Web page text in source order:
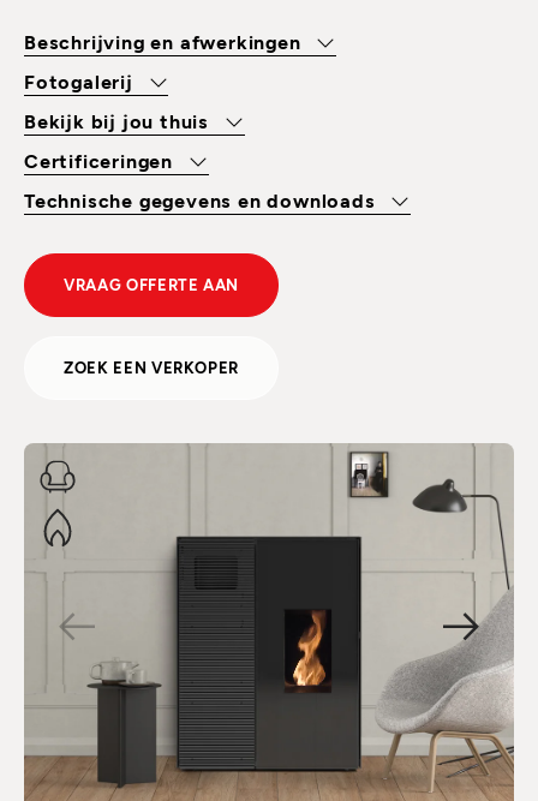
Beschrijving en afwerkingen
Fotogalerij
Bekijk bij jou thuis
Certificeringen
Technische gegevens en downloads
VRAAG OFFERTE AAN
ZOEK EEN VERKOPER